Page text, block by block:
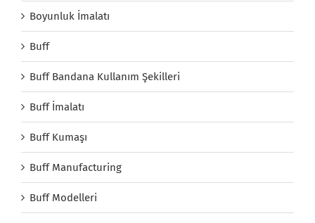
Boyunluk İmalatı
Buff
Buff Bandana Kullanım Şekilleri
Buff İmalatı
Buff Kumaşı
Buff Manufacturing
Buff Modelleri